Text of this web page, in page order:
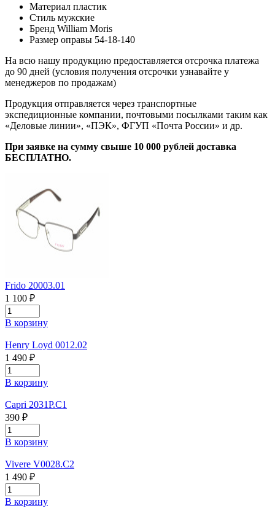
Материал пластик
Стиль мужские
Бренд William Moris
Размер оправы 54-18-140
На всю нашу продукцию предоставляется отсрочка платежа
до 90 дней (условия получения отсрочки узнавайте у
менеджеров по продажам)
Продукция отправляется через транспортные
экспедиционные компании, почтовыми посылками таким как
«Деловые линии», «ПЭК», ФГУП «Почта России» и др.
При заявке на сумму свыше 10 000 рублей доставка
БЕСПЛАТНО.
Frido 20003.01
1 100 ₽
В корзину
Henry Loyd 0012.02
1 490 ₽
В корзину
Capri 2031P.C1
390 ₽
В корзину
Vivere V0028.C2
1 490 ₽
В корзину